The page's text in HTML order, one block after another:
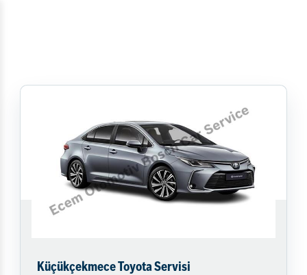
Küçükçekmece Toyota Servisi